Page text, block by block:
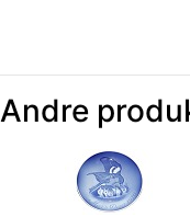
Andre